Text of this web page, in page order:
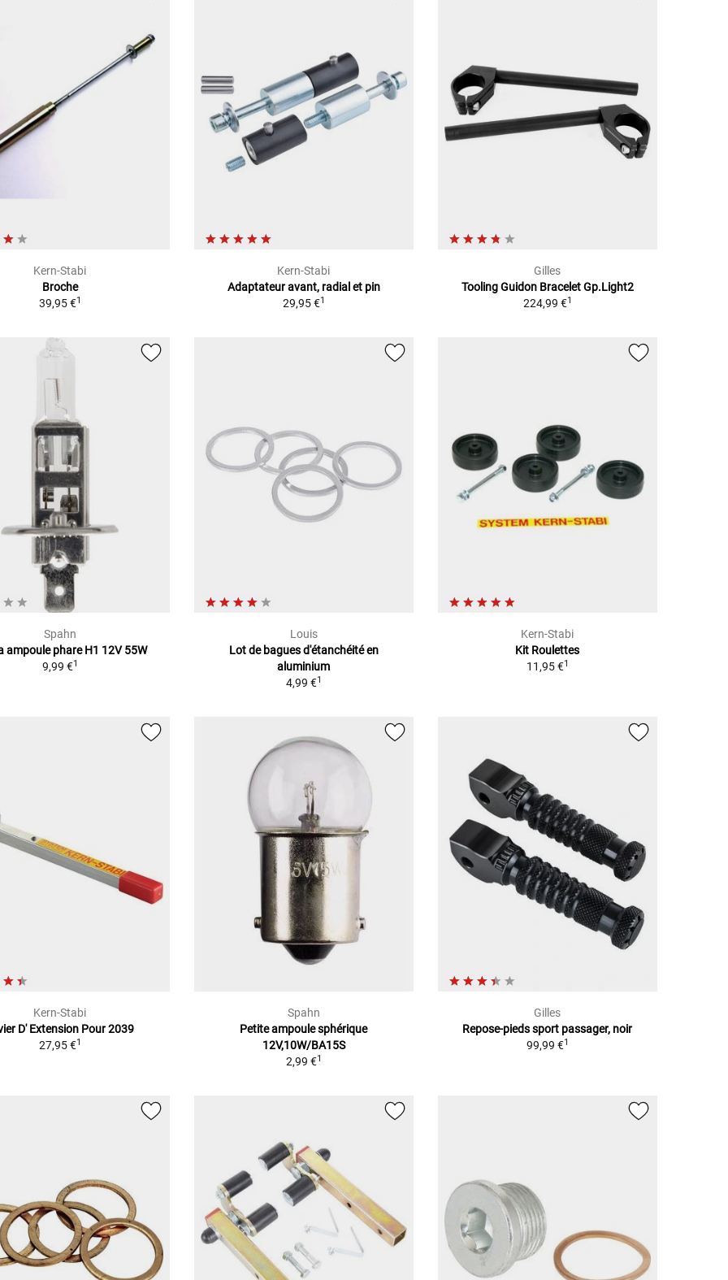
Kern-Stabi
Broche
39,95 €1
Kern-Stabi
Adaptateur avant, radial et pin
29,95 €1
Gilles
Tooling Guidon Bracelet Gp.Light2
224,99 €1
Spahn
ampoule phare H1 12V 55W
9,99 €1
Louis
Lot de bagues d'étanchéité en
aluminium
4,99 €1
Kern-Stabi
Kit Roulettes
11,95 €1
Kern-Stabi
D' Extension Pour 2039
27,95 €1
Spahn
Petite ampoule sphérique
12V,10W/BA15S
2,99 €1
Gilles
Repose-pieds sport passager, noir
99,99 €1